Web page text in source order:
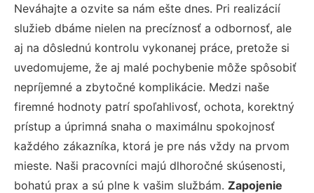
Neváhajte a ozvite sa nám ešte dnes. Pri realizácií
služieb dbáme nielen na precíznosť a odbornosť, ale
aj na dôslednú kontrolu vykonanej práce, pretože si
uvedomujeme, že aj malé pochybenie môže spôsobiť
nepríjemné a zbytočné komplikácie. Medzi naše
firemné hodnoty patrí spoľahlivosť, ochota, korektný
prístup a úprimná snaha o maximálnu spokojnosť
každého zákazníka, ktorá je pre nás vždy na prvom
mieste. Naši pracovníci majú dlhoročné skúsenosti,
bohatú prax a sú plne k vašim službám. Zapojenie